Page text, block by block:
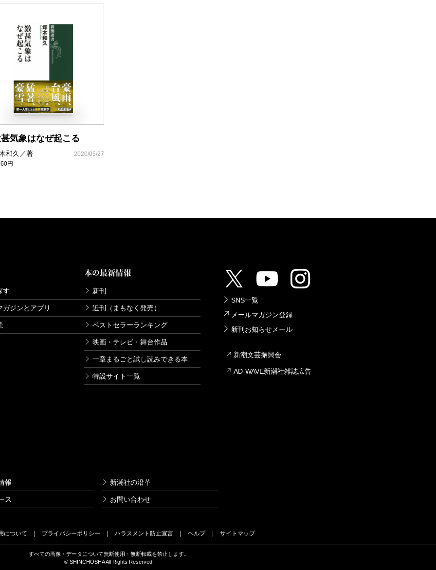
気象はなぜ起こる
和久／著
円
2020/05/27
す
ガジンとアプリ
本の最新情報
新刊
近刊（まもなく発売）
ベストセラーランキング
映画・テレビ・舞台作品
一章まるごと試し読みできる本
特設サイト一覧
報 新潮社の沿革
ス お問い合わせ
SNS一覧
メールマガジン登録
新刊お知らせメール
新潮文芸振興会
AD-WAVE新潮社雑誌広告
について プライバシーポリシー ハラスメント防止宣言 ヘルプ サイトマップ
すべての画像・データについて無断使用・無断転載を禁止します。
© SHINCHOSHA All Rights Reserved.